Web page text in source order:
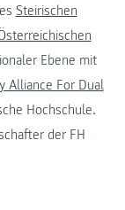
Steirischen
Ebene mit
Alliance For Dual
Hochschule.
der FH